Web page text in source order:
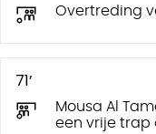
Overtreding
71’
Mousa Al
een vrije trap